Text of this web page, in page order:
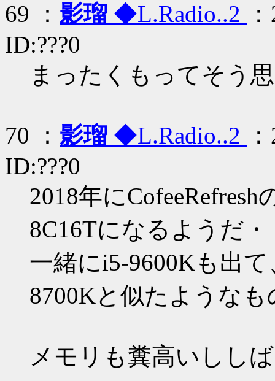
69 ： 影瑠 ◆L.Radio..2
ID:???0
まったくもってそう
70 ： 影瑠 ◆L.Radio..2
ID:???0
2018年に
8C16Tになるようだ・
一緒にi5-9600Kも出
8700Kと似たようなも
メモリも糞高いしし